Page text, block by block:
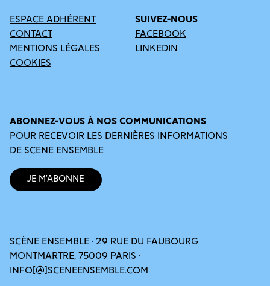
ESPACE ADHÉRENT
CONTACT
MENTIONS LÉGALES
COOKIES
SUIVEZ-NOUS
FACEBOOK
LINKEDIN
ABONNEZ-VOUS À NOS COMMUNICATIONS
POUR RECEVOIR LES DERNIÈRES INFORMATIONS
DE SCENE ENSEMBLE
Je m’abonne
SCÈNE ENSEMBLE · 29 RUE DU FAUBOURG
MONTMARTRE, 75009 PARIS ·
INFO[@]SCENEENSEMBLE.COM